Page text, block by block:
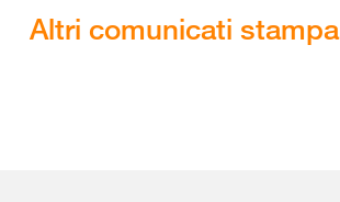
Altri comunicati stampa